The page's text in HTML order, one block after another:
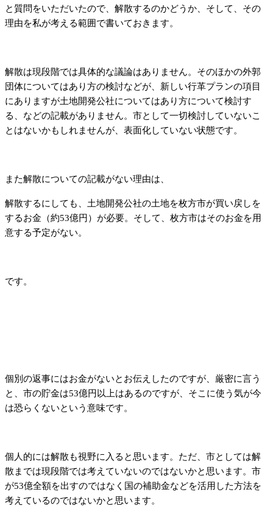
と質問をいただいたので、解散するのかどうか、そして、その
理由を私が考える範囲で書いておきます。
解散は現段階では具体的な議論はありません。そのほかの外郭
団体についてはあり方の検討などが、新しい行革プランの項目
にありますが土地開発公社についてはあり方について検討す
る、などの記載がありません。市として一切検討していないこ
とはないかもしれませんが、表面化していない状態です。
また解散についての記載がない理由は、
解散するにしても、土地開発公社の土地を枚方市が買い戻しを
するお金（約53億円）が必要。そして、枚方市はそのお金を用
意する予定がない。
です。
個別の返事にはお金がないとお伝えしたのですが、厳密に言う
と、市の貯金は53億円以上はあるのですが、そこに使う気が今
は恐らくないという意味です。
個人的には解散も視野に入ると思います。ただ、市としては解
散までは現段階では考えていないのではないかと思います。市
が53億全額を出すのではなく国の補助金などを活用した方法を
考えているのではないかと思います。